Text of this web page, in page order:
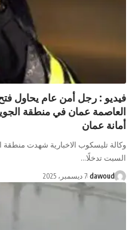
رجل أمن عام يحاول فتح أحد
عمان في منطقة الجويدة في
الاخبارية شهدت منطقة الجويدة
7 ديسمبر، 2025